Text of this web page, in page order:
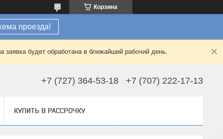
Корзина
проезда!
будет обработана в ближайший рабочий день.
+7 (727) 364-53-18 +7 (707) 222-17-13
КУПИТЬ В РАССРОЧКУ